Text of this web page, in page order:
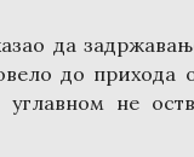
да
до прихода
углавном не